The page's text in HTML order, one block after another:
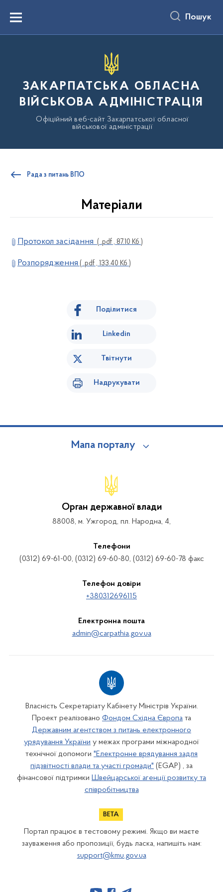
вмістуMenu Пошук
ЗАКАРПАТСЬКА ОБЛАСНА
ВІЙСЬКОВА АДМІНІСТРАЦІЯ
Офіційний веб-сайт Закарпатської обласної
військової адміністрації
Рада з питань ВПО
Матеріали
Протокол засідання ( .pdf , 87.10 Кб )
Розпорядження ( .pdf , 133.40 Кб )
Поділитися
Linkedin
Твітнути
Надрукувати
Мапа порталу
Орган державної влади
88008, м. Ужгород, пл. Народна, 4,
Телефони
(0312) 69-61-00, (0312) 69-60-80, (0312) 69-60-78 факс
Телефон довіри
+380312696115
Електронна пошта
admin@carpathia.gov.ua
Власність Секретаріату Кабінету Міністрів України.
Проект реалізовано Фондом Східна Європа та
Державним агентством з питань електронного
урядування України у межах програми міжнародної
технічної допомоги "Електронне врядування задля
підзвітності влади та участі громади" (EGAP) , за
фінансової підтримки Швейцарської агенції розвитку та
співробітництва
Портал працює в тестовому режимі. Якщо ви маєте
зауваження або пропозиції, будь ласка, напишіть нам:
support@kmu.gov.ua